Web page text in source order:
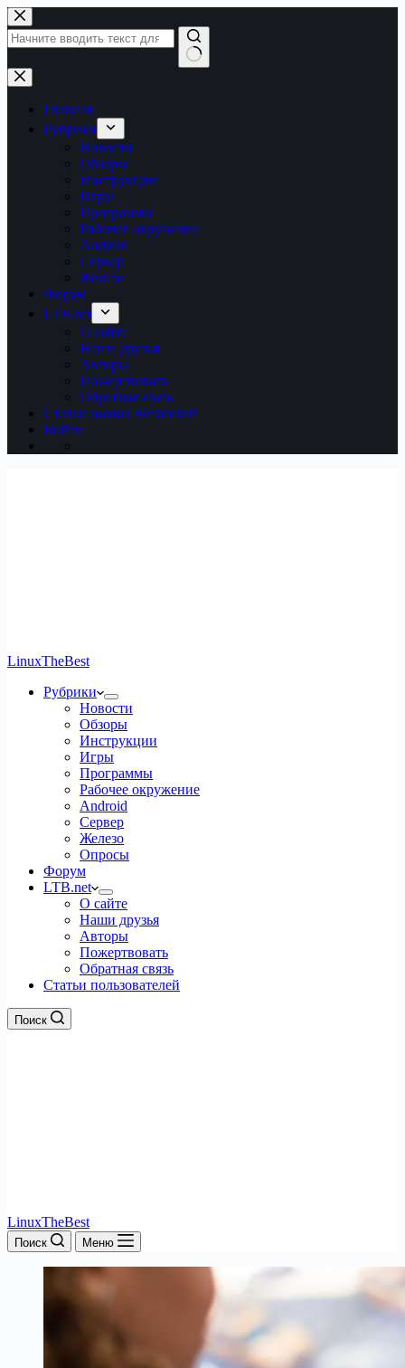
Перейти
к
сути
Ничего
не
найденоГлавная
Рубрики
Новости
Обзоры
Инструкции
Игры
Программы
Рабочее окружение
Android
Сервер
Железо
Форум
LTB.net
О сайте
Наши друзья
Авторы
Пожертвовать
Обратная связь
Статьи наших читателей
Войти
LinuxTheBest
Рубрики
Новости
Обзоры
Инструкции
Игры
Программы
Рабочее окружение
Android
Сервер
Железо
Опросы
Форум
LTB.net
О сайте
Наши друзья
Авторы
Пожертвовать
Обратная связь
Статьи пользователей
Поиск
LinuxTheBest
Поиск Меню